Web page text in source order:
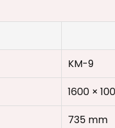
KM-9
1600 ×
735 mm